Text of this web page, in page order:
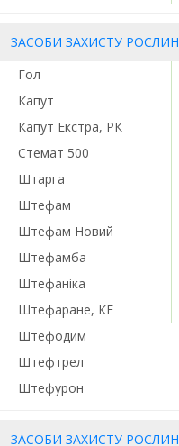
ЗАСОБИ ЗАХИСТУ РОСЛИН
Гол
Капут
Капут Екстра, РК
Стемат 500
Штарга
Штефам
Штефам Новий
Штефамба
Штефаніка
Штефаране, КЕ
Штефодим
Штефтрел
Штефурон
ЗАСОБИ ЗАХИСТУ РОСЛИН